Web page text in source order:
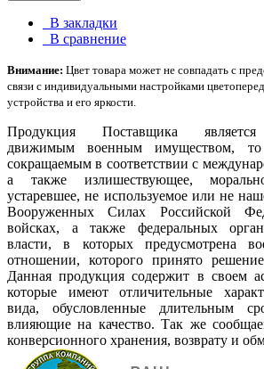
В закладки
В сравнение
Внимание: Цвет товара может не совпадать с
связи с индивидуальными настройками
устройства и его яркости.
Продукция Поставщика
движимым военным имуществом, то
сокращаемым в соответствии с
а также излишествующее,
устаревшее, не используемое или не
Вооруженных Силах Российской
войсках, а также федеральных
власти, в которых предусмотрена
отношении, которого принято
Данная продукция содержит в своем
которые имеют отличительные
вида, обусловленные длительным
влияющие на качество. Так же
конверсионного хранения, возврату и